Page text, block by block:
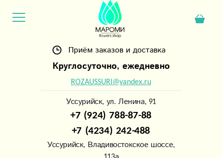
Приём заказов и доставка
Круглосуточно, ежедневно
ROZAUSSURI@yandex.ru
Уссурийск, ул. Ленина, 91
+7 (924) 788-87-88
+7 (4234) 242-488
Уссурийск, Владивостокское шоссе,